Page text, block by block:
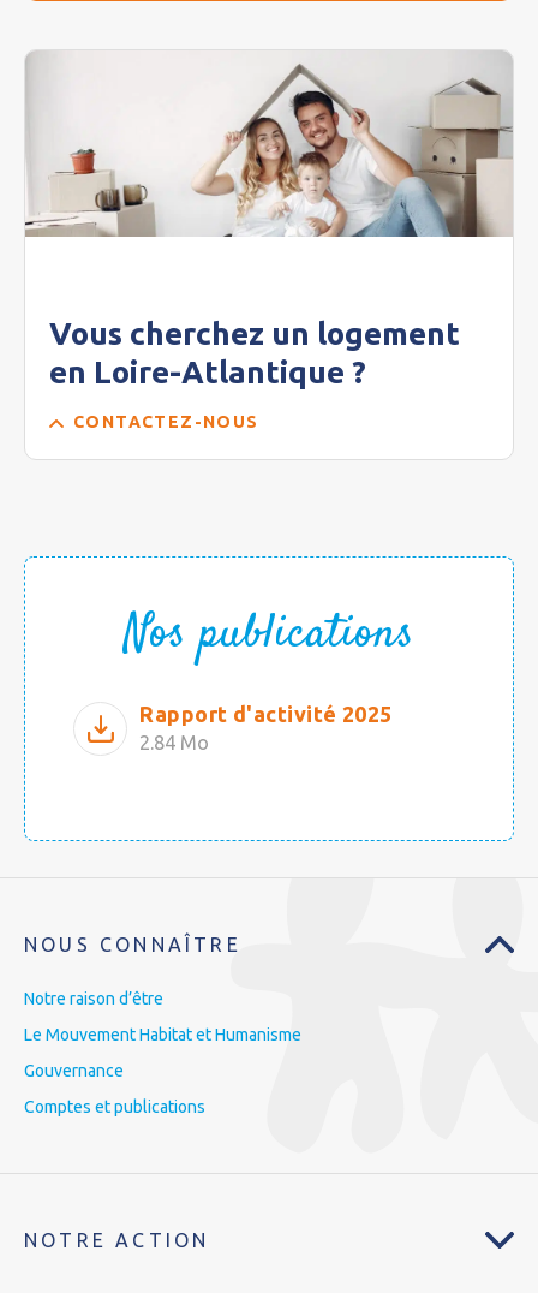
Vous cherchez un logement
en Loire-Atlantique ?
CONTACTEZ-NOUS
Nos publications
Rapport d'activité 2025
2.84 Mo
NOUS CONNAÎTRE
Notre raison d’être
Le Mouvement Habitat et Humanisme
Gouvernance
Comptes et publications
NOTRE ACTION